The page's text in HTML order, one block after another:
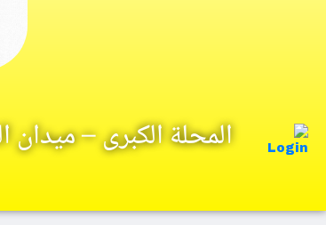
المحلة الكبرى –